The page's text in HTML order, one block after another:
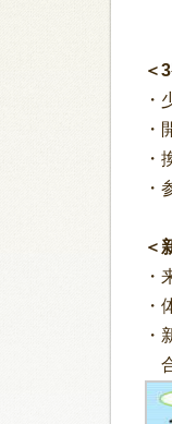
＜
・
・
・
・
＜
・
・
・